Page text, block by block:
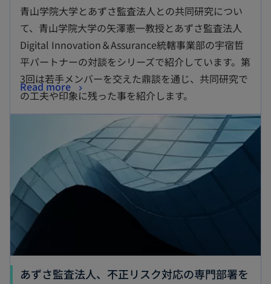
青山学院大学とあずさ監査法人との共同研究につい
て、青山学院大学の矢澤憲一教授とあずさ監査法人
Digital Innovation＆Assurance統轄事業部の宇宿哲
平パートナーの対談をシリーズで紹介しています。第
3回は若手メンバーを交えた鼎談を通じ、共同研究で
の工夫や印象に残った事を紹介します。
Read more
あずさ監査法人、不正リスク対応の専門部署を